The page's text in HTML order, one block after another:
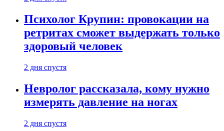
Психолог Крупин: провокации на
ретритах сможет выдержать только
здоровый человек
2 дня спустя
Невролог рассказала, кому нужно
измерять давление на ногах
2 дня спустя